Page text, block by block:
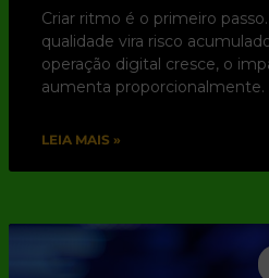
Criar ritmo é o primeiro
qualidade vira risco
operação digital cresce, o
aumenta
LEIA MAIS »